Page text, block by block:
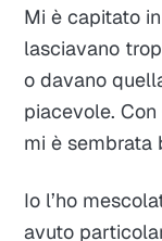
Mi è capitato
lasciavano
o davano
piacevole.
mi è sembrata
Io l’ho
avuto